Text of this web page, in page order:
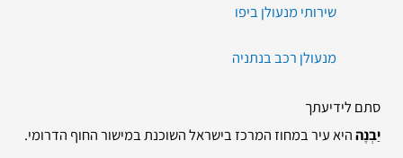
שירותי מנעולן ביפו
מנעולן רכב בנתניה
סתם לידיעתך
יַבְנֶההיא עיר במחוז המרכז בישראל השוכנת במישור החוף הדרומי.